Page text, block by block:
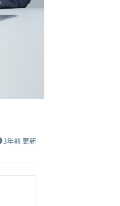
3年前 更新